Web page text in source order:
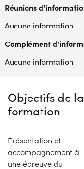
Réunions
Aucune information
Complément
Aucune information
Objectifs de la
formation
Présentation et
accompagnement à
une épreuve du